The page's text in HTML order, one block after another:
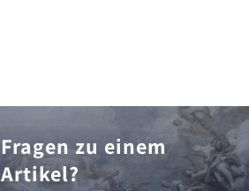
Fragen zu einem
Artikel?